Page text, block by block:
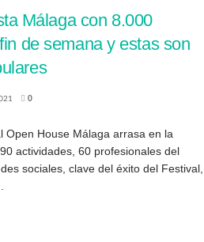
Málaga con 8.000
de semana y estas son
0
Open House Málaga arrasa en la
actividades, 60 profesionales del
sociales, clave del éxito del Festival,